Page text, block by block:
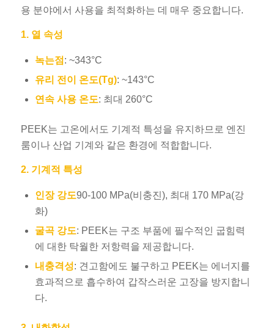
용 분야에서 사용을 최적화하는 데 매우 중요합니다.
1. 열 속성
녹는점 : ~343°C
유리 전이 온도(Tg): ~143°C
연속 사용 온도: 최대 260°C
PEEK는 고온에서도 기계적 특성을 유지하므로 엔진
룸이나 산업 기계와 같은 환경에 적합합니다.
2. 기계적 특성
인장 강도90-100 MPa(비충진), 최대 170 MPa(강
화)
굴곡 강도: PEEK는 구조 부품에 필수적인 굽힘력
에 대한 탁월한 저항력을 제공합니다.
내충격성: 견고함에도 불구하고 PEEK는 에너지를
효과적으로 흡수하여 갑작스러운 고장을 방지합니
다.